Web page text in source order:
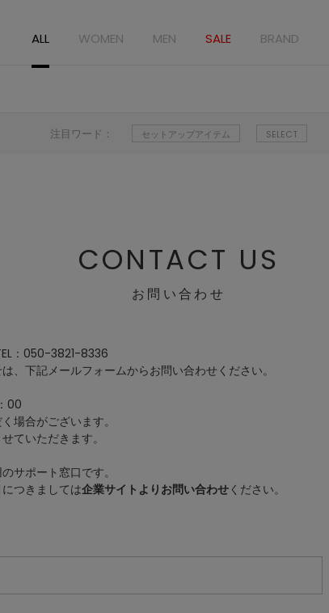
ALL WOMEN MEN SALE BRAND
注目ワード： セットアップアイテム SELECT
CONTACT US
お問い合わせ
：050-3821-8336
、下記メールフォームからお問い合わせください。
00
場合がございます。
ていただきます。
サポート窓口です。
つきましては企業サイトよりお問い合わせください。